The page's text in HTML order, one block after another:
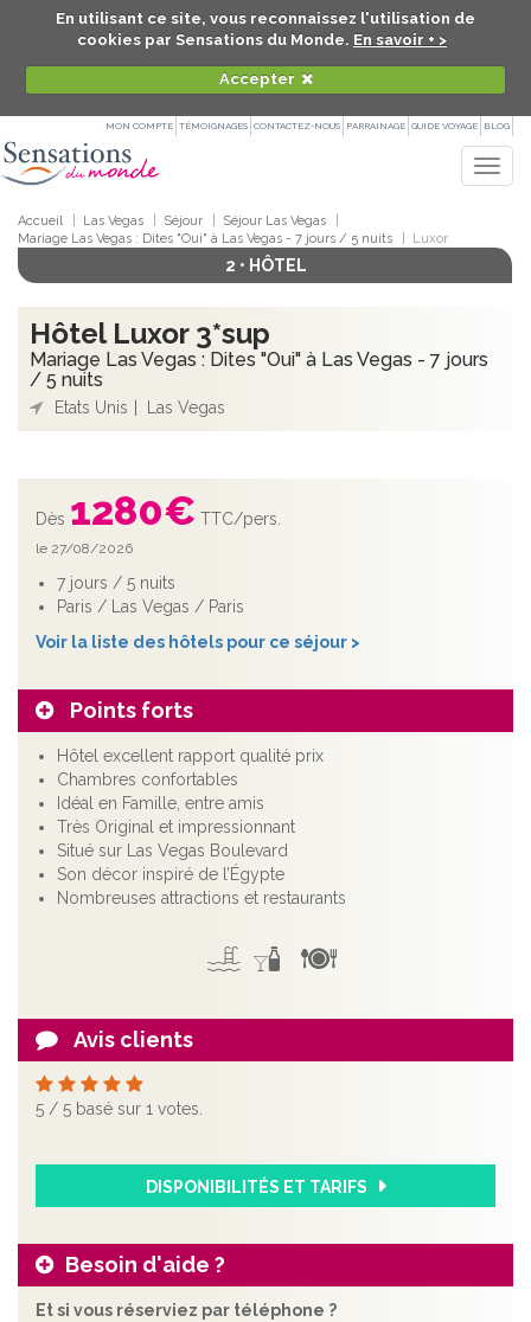
En utilisant ce site, vous reconnaissez l'utilisation de
cookies par Sensations du Monde. En savoir + >
Accepter
MON COMPTE TÉMOIGNAGES CONTACTEZ-NOUS PARRAINAGE GUIDE VOYAGE BLOG
Accueil Las Vegas Séjour
Séjour Las Vegas
Mariage Las Vegas : Dites "Oui" à Las Vegas - 7 jours / 5 nuits
Luxor
2 • HÔTEL
Hôtel Luxor 3*sup
Mariage Las Vegas : Dites "Oui" à Las Vegas - 7 jours
/ 5 nuits
Etats Unis Las Vegas
Dès 1280€ TTC/pers.
le 27/08/2026
7 jours / 5 nuits
Paris / Las Vegas / Paris
Voir la liste des hôtels pour ce séjour >
Points forts
Hôtel excellent rapport qualité prix
Chambres confortables
Idéal en Famille, entre amis
Très Original et impressionnant
Situé sur Las Vegas Boulevard
Son décor inspiré de l’Égypte
Nombreuses attractions et restaurants
Avis clients
5 / 5 basé sur 1 votes.
DISPONIBILITÉS ET TARIFS
Besoin d'aide ?
Et si vous réserviez par téléphone ?